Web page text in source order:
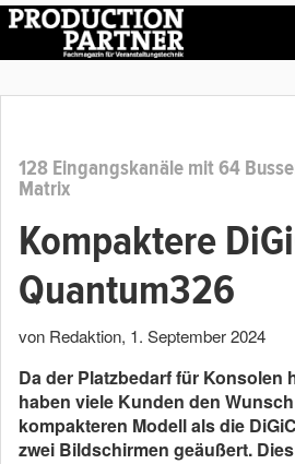
128 Eingangskanäle mit 64
Matrix
Kompaktere
Quantum326
von Redaktion, 1. September 2024
Da der Platzbedarf für Konsolen
haben viele Kunden den
kompakteren Modell als die
zwei Bildschirmen geäußert.